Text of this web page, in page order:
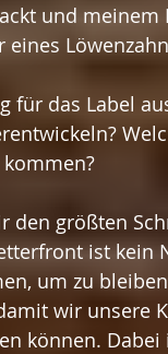
und
eines
für das Label
den größten
ist
um zu
wir unsere
können.